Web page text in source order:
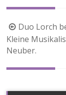
Duo Lorch
Kleine
Neuber.